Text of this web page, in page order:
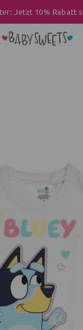
Jetzt 10% Rabatt